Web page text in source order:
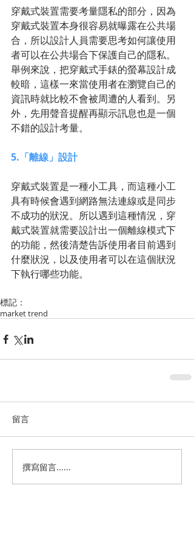
穿戴式裝置需要考量隱私的部分，因為
穿戴式裝置本身很容易就曝露在公共場
合，所以設計人員需要思考如何讓使用
者可以在公共場合下保護自己的隱私。
舉例來說，把穿戴式手錶的螢幕設計成
較暗，這樣一來當使用者在瀏覽自己的
資訊時就比較不會被周遭的人看到。另
外，先用聲音提醒再顯示訊息也是一個
不錯的設計考量。
5.「離線」設計
穿戴式裝置是一種小工具，而這種小工
具有時候會遇到網路無法連線或是同步
不成功的狀況。所以遇到這種情況，穿
戴式裝置就需要設計出一個離線模式下
的功能，然後清楚告訴使用者目前遇到
什麼狀況，以及使用者可以在這個狀況
下執行哪些功能。
標記：
market trend
留言
撰寫留言......